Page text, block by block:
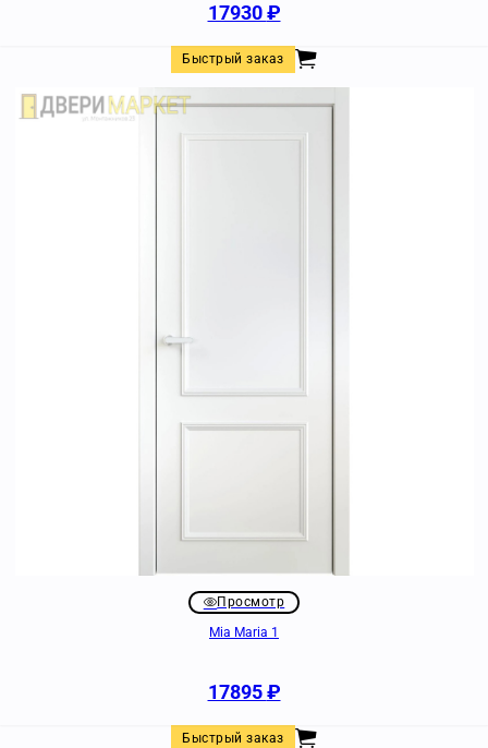
17930₽
Быстрый заказ
Просмотр
Mia Maria 1
17895₽
Быстрый заказ